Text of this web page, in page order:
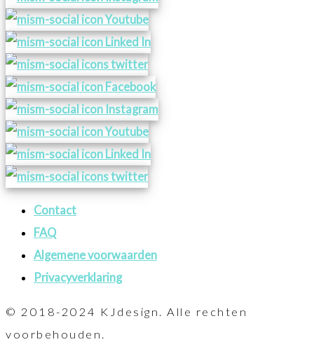
Contact
FAQ
Algemene voorwaarden
Privacyverklaring
© 2018-2024 KJdesign. Alle rechten
voorbehouden.